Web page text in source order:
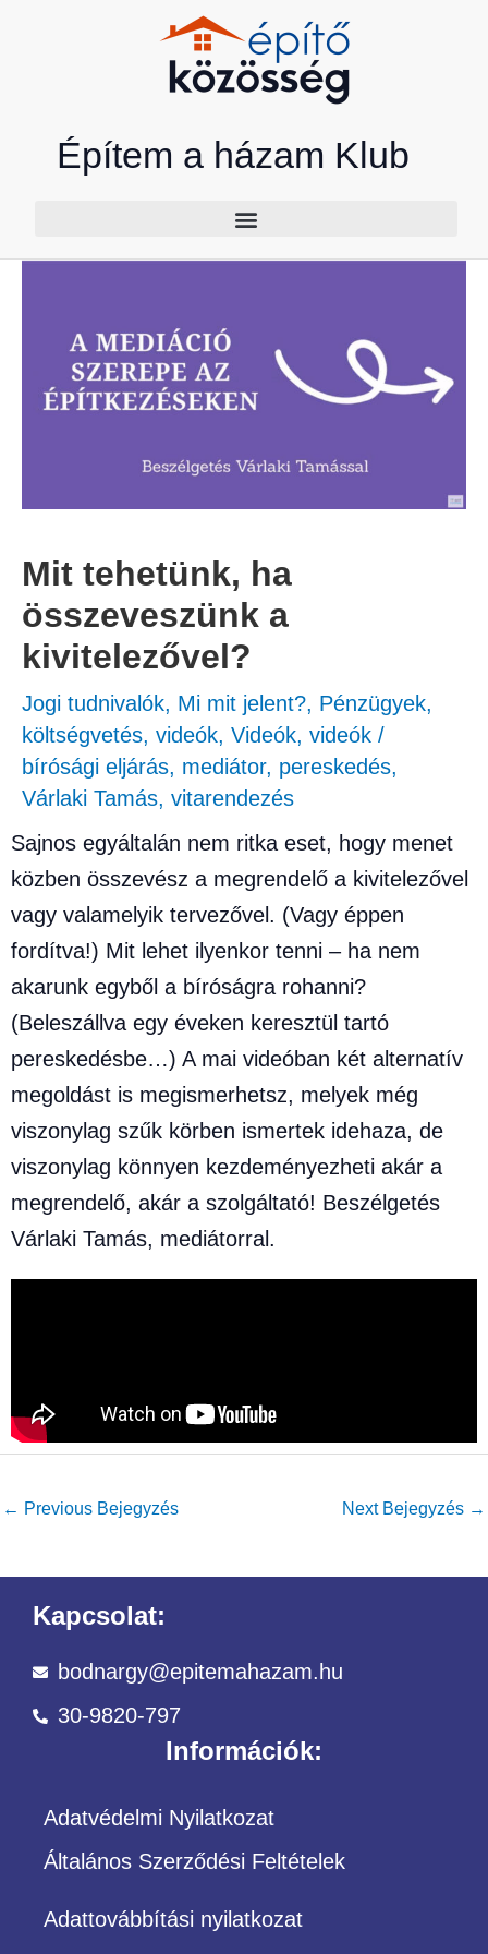
Építem a házam Klub
Mit tehetünk, ha
összeveszünk a
kivitelezővel?
Jogi tudnivalók, Mi mit jelent?, Pénzügyek,
költségvetés, videók, Videók, videók /
bírósági eljárás, mediátor, pereskedés,
Várlaki Tamás, vitarendezés
Sajnos egyáltalán nem ritka eset, hogy menet
közben összevész a megrendelő a kivitelezővel
vagy valamelyik tervezővel. (Vagy éppen
fordítva!) Mit lehet ilyenkor tenni – ha nem
akarunk egyből a bíróságra rohanni?
(Beleszállva egy éveken keresztül tartó
pereskedésbe…) A mai videóban két alternatív
megoldást is megismerhetsz, melyek még
viszonylag szűk körben ismertek idehaza, de
viszonylag könnyen kezdeményezheti akár a
megrendelő, akár a szolgáltató! Beszélgetés
Várlaki Tamás, mediátorral.
← Previous Bejegyzés Next Bejegyzés →
Kapcsolat:
bodnargy@epitemahazam.hu
30-9820-797
Információk:
Adatvédelmi Nyilatkozat
Általános Szerződési Feltételek
Adattovábbítási nyilatkozat